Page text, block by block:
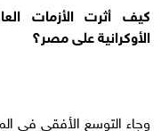
كيف أثرت الأزمات
الأوكرانية على مصر؟
وجاء التوسع الأفقي في